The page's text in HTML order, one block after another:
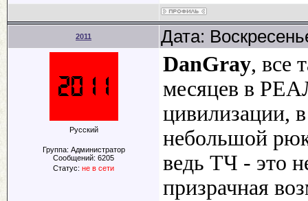
2011 Дата:
Русский
Группа: Администратор
Сообщений: 6205
Статус: не в сети
DanGray, все
месяцев в
цивилизации,
небольшой
ведь ТЧ - это
призрачная